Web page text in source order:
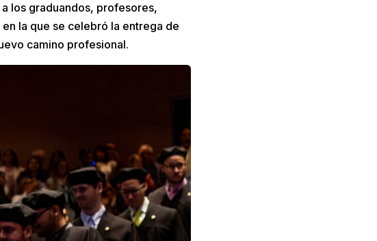
los graduandos, profesores,
la que se celebró la entrega de
camino profesional.